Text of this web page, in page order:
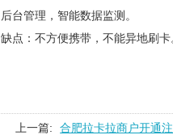
后台管理，智能数据监测。
缺点：不方便携带，不能异地刷卡
上一篇:
合肥拉卡拉商户开通